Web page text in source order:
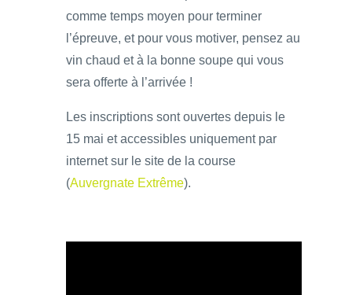
comme temps moyen pour terminer
l’épreuve, et pour vous motiver, pensez au
vin chaud et à la bonne soupe qui vous
sera offerte à l’arrivée !
Les inscriptions sont ouvertes depuis le
15 mai et accessibles uniquement par
internet sur le site de la course
(Auvergnate Extrême).